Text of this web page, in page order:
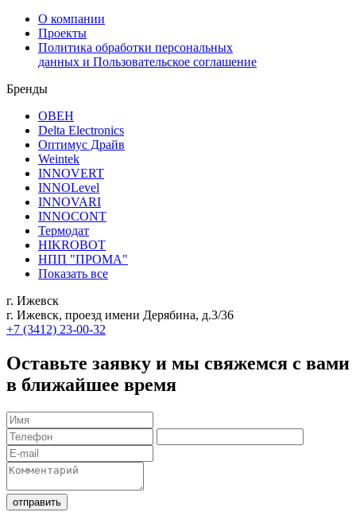
О компании
Проекты
Политика обработки персональных
данных и Пользовательское соглашение
Бренды
ОВЕН
Delta Electronics
Оптимус Драйв
Weintek
INNOVERT
INNOLevel
INNOVARI
INNOCONT
Термодат
HIKROBOT
НПП "ПРОМА"
Показать все
г. Ижевск
г. Ижевск, проезд имени Дерябина, д.3/36
+7 (3412) 23-00-32
Оставьте заявку и мы свяжемся с вами
в ближайшее время
отправить